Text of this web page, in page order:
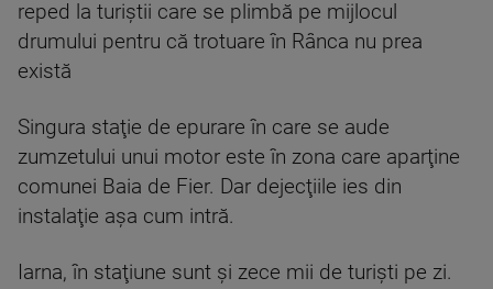
reped la turiştii care se plimbă pe mijlocul
drumului pentru că trotuare în Rânca nu prea
există
Singura staţie de epurare în care se aude
zumzetului unui motor este în zona care aparţine
comunei Baia de Fier. Dar dejecţiile ies din
instalaţie aşa cum intră.
Iarna, în staţiune sunt şi zece mii de turişti pe zi.